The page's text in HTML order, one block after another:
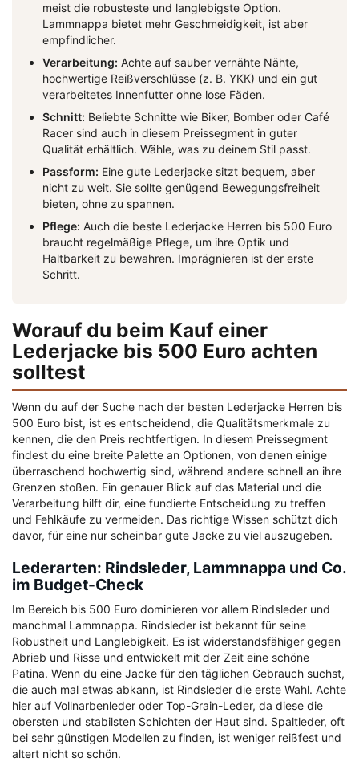
meist die robusteste und langlebigste Option.
Lammnappa bietet mehr Geschmeidigkeit, ist aber
empfindlicher.
Verarbeitung: Achte auf sauber vernähte Nähte,
hochwertige Reißverschlüsse (z. B. YKK) und ein gut
verarbeitetes Innenfutter ohne lose Fäden.
Schnitt: Beliebte Schnitte wie Biker, Bomber oder Café
Racer sind auch in diesem Preissegment in guter
Qualität erhältlich. Wähle, was zu deinem Stil passt.
Passform: Eine gute Lederjacke sitzt bequem, aber
nicht zu weit. Sie sollte genügend Bewegungsfreiheit
bieten, ohne zu spannen.
Pflege: Auch die beste Lederjacke Herren bis 500 Euro
braucht regelmäßige Pflege, um ihre Optik und
Haltbarkeit zu bewahren. Imprägnieren ist der erste
Schritt.
Worauf du beim Kauf einer
Lederjacke bis 500 Euro achten
solltest
Wenn du auf der Suche nach der besten Lederjacke Herren bis
500 Euro bist, ist es entscheidend, die Qualitätsmerkmale zu
kennen, die den Preis rechtfertigen. In diesem Preissegment
findest du eine breite Palette an Optionen, von denen einige
überraschend hochwertig sind, während andere schnell an ihre
Grenzen stoßen. Ein genauer Blick auf das Material und die
Verarbeitung hilft dir, eine fundierte Entscheidung zu treffen
und Fehlkäufe zu vermeiden. Das richtige Wissen schützt dich
davor, für eine nur scheinbar gute Jacke zu viel auszugeben.
Lederarten: Rindsleder, Lammnappa und Co.
im Budget-Check
Im Bereich bis 500 Euro dominieren vor allem Rindsleder und
manchmal Lammnappa. Rindsleder ist bekannt für seine
Robustheit und Langlebigkeit. Es ist widerstandsfähiger gegen
Abrieb und Risse und entwickelt mit der Zeit eine schöne
Patina. Wenn du eine Jacke für den täglichen Gebrauch suchst,
die auch mal etwas abkann, ist Rindsleder die erste Wahl. Achte
hier auf Vollnarbenleder oder Top-Grain-Leder, da diese die
obersten und stabilsten Schichten der Haut sind. Spaltleder, oft
bei sehr günstigen Modellen zu finden, ist weniger reißfest und
altert nicht so schön.